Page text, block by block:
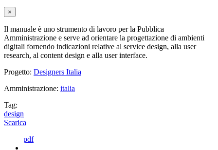
×
Il manuale è uno strumento di lavoro per la Pubblica
Amministrazione e serve ad orientare la progettazione di ambienti
digitali fornendo indicazioni relative al service design, alla user
research, al content design e alla user interface.
Progetto: Designers Italia
Amministrazione: italia
Tag:
design
Scarica
pdf